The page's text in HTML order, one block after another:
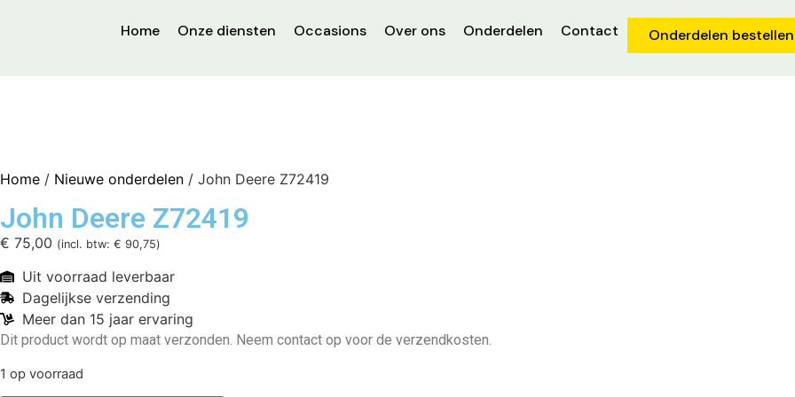
Home Onze diensten Occasions Over ons Onderdelen Contact Onderdelen bestellen
Home / Nieuwe onderdelen / John Deere Z72419
John Deere Z72419
€ 75,00 (incl. btw: € 90,75)
Uit voorraad leverbaar
Dagelijkse verzending
Meer dan 15 jaar ervaring
Dit product wordt op maat verzonden. Neem contact op voor de verzendkosten.
1 op voorraad